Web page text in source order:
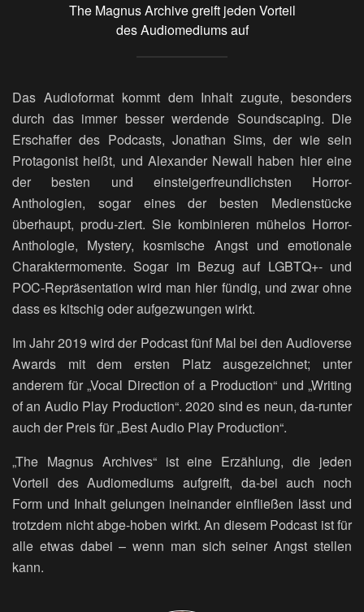
The Magnus Archive greift jeden Vorteil
des Audiomediums auf
Das Audioformat kommt dem Inhalt zugute, besonders
durch das immer besser werdende Soundscaping. Die
Erschaffer des Podcasts, Jonathan Sims, der wie sein
Protagonist heißt, und Alexander Newall haben hier eine
der besten und einsteigerfreundlichsten Horror-
Anthologien, sogar eines der besten Medienstücke
überhaupt, produ-ziert. Sie kombinieren mühelos Horror-
Anthologie, Mystery, kosmische Angst und emotionale
Charaktermomente. Sogar im Bezug auf LGBTQ+- und
POC-Repräsentation wird man hier fündig, und zwar ohne
dass es kitschig oder aufgezwungen wirkt.
Im Jahr 2019 wird der Podcast fünf Mal bei den Audioverse
Awards mit dem ersten Platz ausgezeichnet; unter
anderem für „Vocal Direction of a Production“ und „Writing
of an Audio Play Production“. 2020 sind es neun, da-runter
auch der Preis für „Best Audio Play Production“.
„The Magnus Archives“ ist eine Erzählung, die jeden
Vorteil des Audiomediums aufgreift, da-bei auch noch
Form und Inhalt gelungen ineinander einfließen lässt und
trotzdem nicht abge-hoben wirkt. An diesem Podcast ist für
alle etwas dabei – wenn man sich seiner Angst stellen
kann.